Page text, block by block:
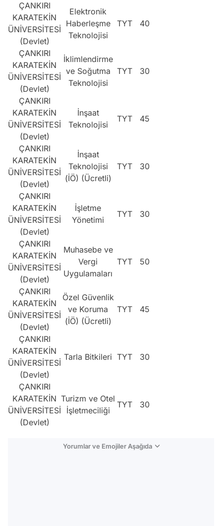
ÇANKIRI
KARATEKİN
ÜNİVERSİTESİ
(Devlet)
Elektronik
Haberleşme
Teknolojisi
TYT 40
ÇANKIRI
KARATEKİN
ÜNİVERSİTESİ
(Devlet)
İklimlendirme
ve Soğutma
Teknolojisi
TYT 30
ÇANKIRI
KARATEKİN
ÜNİVERSİTESİ
(Devlet)
İnşaat
Teknolojisi
TYT 45
ÇANKIRI
KARATEKİN
ÜNİVERSİTESİ
(Devlet)
İnşaat
Teknolojisi
(İÖ) (Ücretli)
TYT 30
ÇANKIRI
KARATEKİN
ÜNİVERSİTESİ
(Devlet)
İşletme
Yönetimi
TYT 30
ÇANKIRI
KARATEKİN
ÜNİVERSİTESİ
(Devlet)
Muhasebe ve
Vergi
Uygulamaları
TYT 50
ÇANKIRI
KARATEKİN
ÜNİVERSİTESİ
(Devlet)
Özel Güvenlik
ve Koruma
(İÖ) (Ücretli)
TYT 45
ÇANKIRI
KARATEKİN
ÜNİVERSİTESİ
(Devlet)
Tarla Bitkileri TYT 30
ÇANKIRI
KARATEKİN
ÜNİVERSİTESİ
(Devlet)
Turizm ve Otel
İşletmeciliği
TYT 30
Yorumlar ve Emojiler Aşağıda